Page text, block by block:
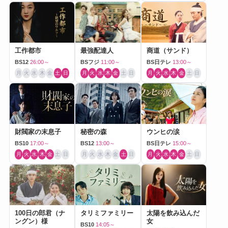
工作都市
BS12 26:00～
月 火 水 木 金 土 日
最強配達人
BSフジ 11:00～
月 火 水 木 金 土 日
商道（サンド）
BS日テレ 13:00～
月 火 水 木 金 土 日
財閥家の末息子
BS10 17:00～
月 火 水 木 金 土 日
秘密の森
BS12 13:00～
月 火 水 木 金 土 日
ウンヒの涙
BS日テレ 15:00～
月 火 水 木 金 土 日
100日の郎君（ナ
ングン）様
タリミファミリー
BS10 14:05～
太陽を飲み込んだ
女